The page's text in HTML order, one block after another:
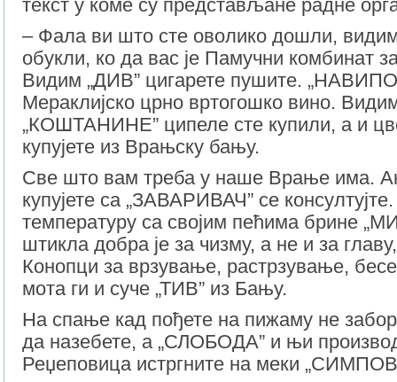
текст у коме су представљане радне
– Фала ви што сте оволико дошли,
обукли, ко да вас је Памучни комбинат
Видим „ДИВ” цигарете пушите.
Мераклијско црно вртогошко вино.
„КОШТАНИНЕ” ципеле сте купили, а и
купујете из Врањску бању.
Све што вам треба у наше Врање има.
купујете са „ЗАВАРИВАЧ” се
температуру са својим пећима брине
штикла добра је за чизму, а не и за
Конопци за врзување, растрзување,
мота ги и суче „ТИВ” из Бању.
На спање кад пођете на пижаму не
да назебете, а „СЛОБОДА” и њи
Реџеповица истргните на меки